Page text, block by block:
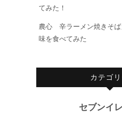
てみた！
農心 辛ラーメン焼きそば
味を食べてみた
カテゴ
セブンイ